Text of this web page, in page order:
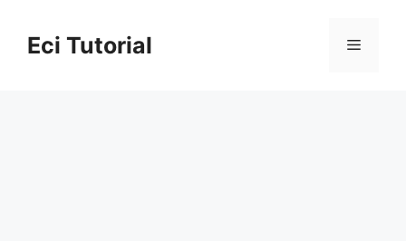
contentEci Tutorial Menu